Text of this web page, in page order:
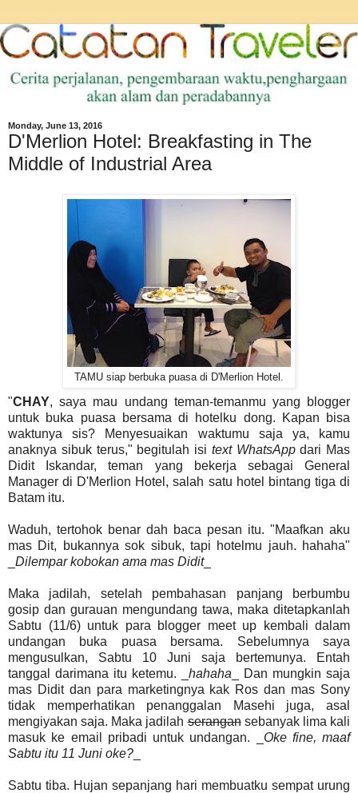
Monday, June 13, 2016
D'Merlion Hotel: Breakfasting in The
Middle of Industrial Area
TAMU siap berbuka puasa di D'Merlion Hotel.
"CHAY, saya mau undang teman-temanmu yang blogger
untuk buka puasa bersama di hotelku dong. Kapan bisa
waktunya sis? Menyesuaikan waktumu saja ya, kamu
anaknya sibuk terus," begitulah isi text WhatsAppdari Mas
Didit Iskandar, teman yang bekerja sebagai General
Manager di D'Merlion Hotel, salah satu hotel bintang tiga di
Batam itu.
Waduh, tertohok benar dah baca pesan itu. "Maafkan aku
mas Dit, bukannya sok sibuk, tapi hotelmu jauh. hahaha"
Dilempar kobokan ama mas Didit_
Maka jadilah, setelah pembahasan panjang berbumbu
gosip dan gurauan mengundang tawa, maka ditetapkanlah
Sabtu (11/6) untuk para blogger meet up kembali dalam
undangan buka puasa bersama. Sebelumnya saya
mengusulkan, Sabtu 10 Juni saja bertemunya. Entah
tanggal darimana itu ketemu. _ hahaha _ Dan mungkin saja
mas Didit dan para marketingnya kak Ros dan mas Sony
tidak memperhatikan penanggalan Masehi juga, asal
mengiyakan saja. Maka jadilahserangansebanyak lima kali
masuk ke email pribadi untuk undangan. _ Oke fine, maaf
Sabtu itu 11 Juni oke?
Sabtu tiba. Hujan sepanjang hari membuatku sempat urung